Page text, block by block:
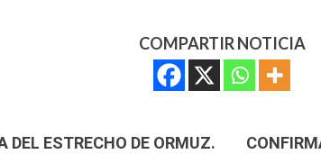
COMPARTIR NOTICIA
DEL ESTRECHO DE ORMUZ.